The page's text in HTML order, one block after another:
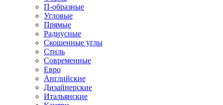
П-образные
Угловые
Прямые
Радиусные
Скошенные углы
Стиль
Современные
Евро
Английские
Дизайнерские
Итальянские